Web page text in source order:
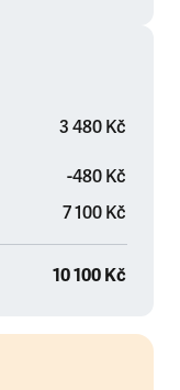
3 480 Kč
-480 Kč
7 100 Kč
10 100 Kč